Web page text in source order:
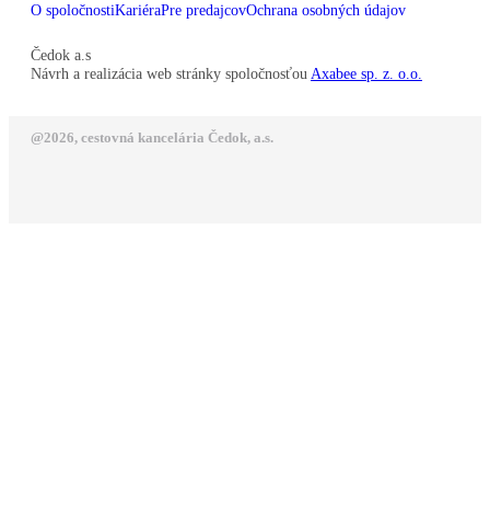
O spoločnostiKariéraPre predajcovOchrana osobných údajov
Čedok a.s
Návrh a realizácia web stránky spoločnosťou Axabee sp. z. o.o.
@2026, cestovná kancelária Čedok, a.s.